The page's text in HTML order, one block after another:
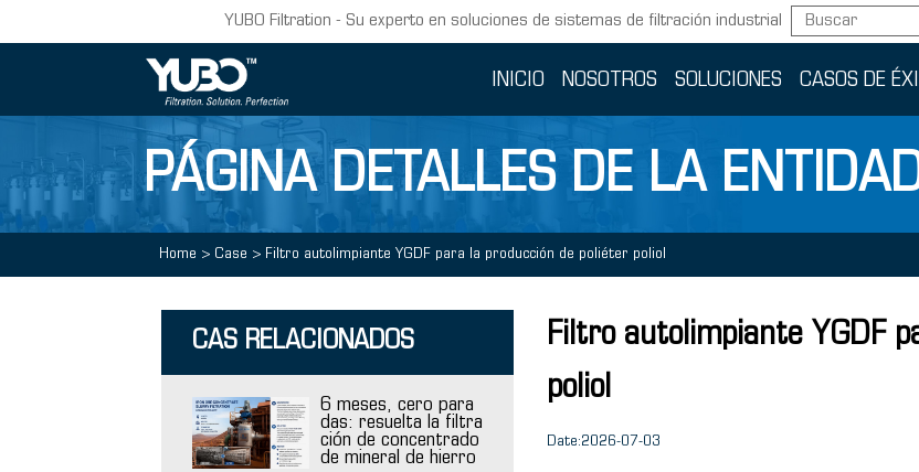
YUBO Filtration - Su experto en soluciones de sistemas de filtración industrial
INICIO NOSOTROS SOLUCIONES CASOS DE
PÁGINA DETALLES DE LA
Home > Case > Filtro autolimpiante YGDF para la producción de poliéter poliol
Filtro autolimpiante YGDF
poliol
Date:2026-07-03
CAS RELACIONADOS
6 meses, cero para
das: resuelta la filtra
ción de concentrado
de mineral de hierro